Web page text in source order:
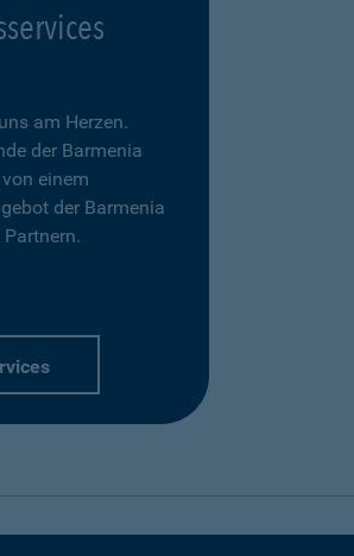
am Herzen.
der Barmenia
einem
der Barmenia